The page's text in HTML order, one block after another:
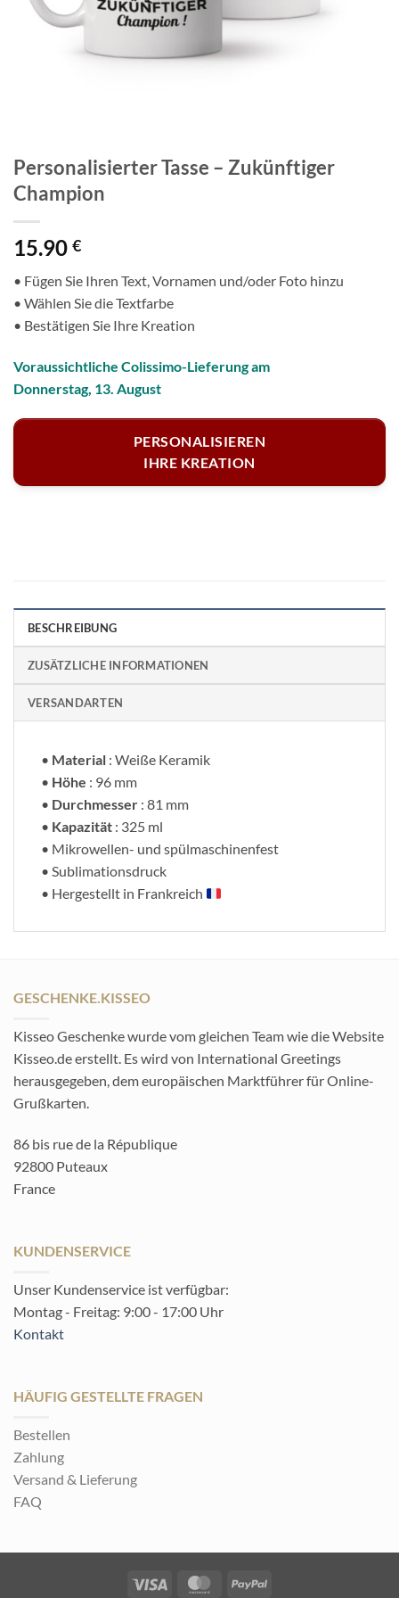
Personalisierter Tasse – Zukünftiger
Champion
15.90 €
• Fügen Sie Ihren Text, Vornamen und/oder Foto hinzu
• Wählen Sie die Textfarbe
• Bestätigen Sie Ihre Kreation
Voraussichtliche Colissimo-Lieferung am
Donnerstag, 13. August
PERSONALISIEREN
IHRE KREATION
BESCHREIBUNG
ZUSÄTZLICHE INFORMATIONEN
VERSANDARTEN
• Material : Weiße Keramik
• Höhe : 96 mm
• Durchmesser : 81 mm
• Kapazität : 325 ml
• Mikrowellen- und spülmaschinenfest
• Sublimationsdruck
• Hergestellt in Frankreich
GESCHENKE.KISSEO
Kisseo Geschenke wurde vom gleichen Team wie die Website
Kisseo.de erstellt. Es wird von International Greetings
herausgegeben, dem europäischen Marktführer für Online-
Grußkarten.
86 bis rue de la République
92800 Puteaux
France
KUNDENSERVICE
Unser Kundenservice ist verfügbar:
Montag - Freitag: 9:00 - 17:00 Uhr
Kontakt
HÄUFIG GESTELLTE FRAGEN
Bestellen
Zahlung
Versand & Lieferung
FAQ
Visa MasterCardPayPal